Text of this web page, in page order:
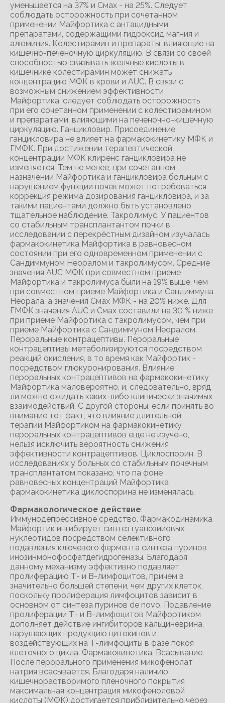
уменьшается на 37% и Смах - на 25%. Следует
соблюдать осторожность при сочетанном
применении Майфортика с антацидными
препаратами, содержащими гидроксид магния и
алюминия. Колестирамин и препараты, влияющие на
кишечно-печеночную циркуляцию. В связи со своей
способностью связывать желчные кислоты в
кишечнике колестирамин может снижать
концентрацию МФК в крови и AUC. В связи с
возможным снижением эффективности
Майфортика, следует соблюдать осторожность
при его сочетанном применении с колестирамином
и препаратами, влияющими на печеночно-кишечную
циркуляцию. Ганцикловир. Присоединение
ганцикловира не влияет на фармакокинетику МФК и
ГМФК. При достижении терапевтической
концентрации МФК клиренс ганцикловира не
изменяется. Тем не менее, при сочетанном
назначении Майфортика и ганцикловира больным с
нарушением функции почек может потребоваться
коррекция режима дозирования ганцикловира, и за
такими пациентами должно быть установлено
тщательное наблюдение. Такролимус. У пациентов
со стабильным трансплантантом почки в
исследовании с перекрёстным дизайном изучалась
фармакокинетика Майфортика в равновесном
состоянии при его одновременном применении с
Сандиммуном Неоралом и такролимусом. Средние
значения AUC МФК при совместном приеме
Майфортика и такролимуса были на 19% выше, чем
при совместном приеме Майфортика и Сандиммуна
Неорала, а значения Смах МФК - на 20% ниже. Для
ГМФК значения AUC и Смах составили на 30 % ниже
при приеме Майфортика с такролимусом, чем при
приеме Майфортика с Сандиммуном Неоралом.
Пероральные контрацептивы. Пероральные
контрацептивы метаболизируются посредством
реакций окисления, в то время как Майфортик -
посредством глюкуронирования. Влияние
пероральных контрацептивов на фармакокинетику
Майфортика маловероятно, и, следовательно, вряд
ли можно ожидать каких-либо клинически значимых
взаимодействий. С другой стороны, если принять во
внимание тот факт, что влияние длительной
терапии Майфортиком на фармакокинетику
пероральных контрацептивов еще не изучено,
нельзя исключить вероятность снижения
эффективности контрацептивов. Циклоспорин. В
исследованиях у больных со стабильным почечным
трансплантатом показано, что па фоне
равновесных концентраций Майфортика
фармакокинетика циклоспорина не изменялась.
Фармакологическое действие:
Иммунодепрессивное средство. Фармакодинамика
Майфортик ингибирует синтез гуанозииовых
нуклеотидов посредством селективного
подавления ключевого фермента синтеза пуринов
инозинмонофосфатдегидрогеназы. Благодаря
данному механизму эффективно подавляет
пролиферацию Т- и В-лимфоцитов, причем в
значительно большей степени, чем других клеток,
поскольку пролиферация лимфоцитов зависит в
основном от синтеза пуринов de novo. Подавление
пролиферации Т- и В-лимфоцитов Майфортиком
дополняет действие ингибиторов кальциневрина,
нарушающих продукцию цитокинов и
воздействующих на Т-лимфоциты в фазе покоя
клеточного цикла. Фармакокинетика. Всасывание.
После перорального применения микофенолат
натрия всасывается. Благодаря наличию
кишечнорастворимого пленочного покрытия
максимальная концентрация микофеноловой
кислоты (МФК) достигается приблизительно через